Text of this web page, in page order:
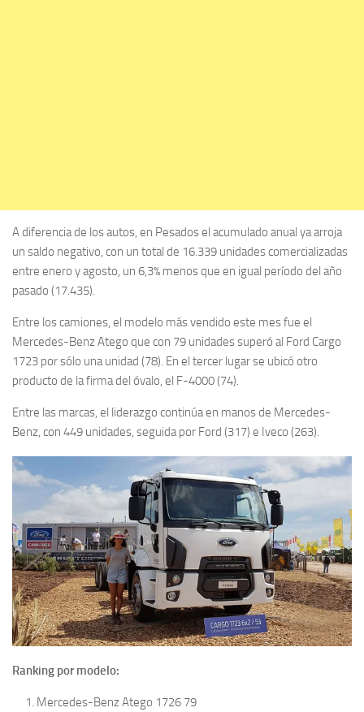
A diferencia de los autos, en Pesados el acumulado anual ya arroja
un saldo negativo, con un total de 16.339 unidades comercializadas
entre enero y agosto, un 6,3% menos que en igual período del año
pasado (17.435).
Entre los camiones, el modelo más vendido este mes fue el
Mercedes-Benz Atego que con 79 unidades superó al Ford Cargo
1723 por sólo una unidad (78). En el tercer lugar se ubicó otro
producto de la firma del óvalo, el F-4000 (74).
Entre las marcas, el liderazgo continúa en manos de Mercedes-
Benz, con 449 unidades, seguida por Ford (317) e Iveco (263).
Ranking por modelo:
Mercedes-Benz Atego 1726 79